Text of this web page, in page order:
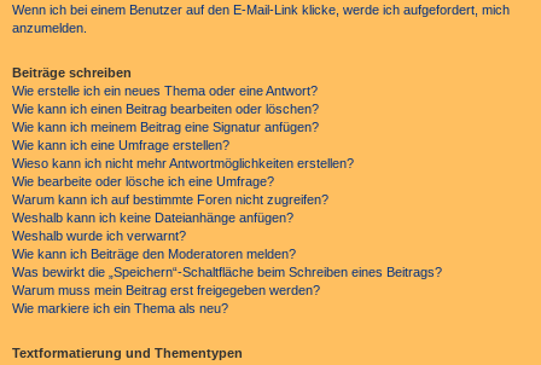
Wenn ich bei einem Benutzer auf den E-Mail-Link klicke, werde ich aufgefordert, mich
anzumelden.
Beiträge schreiben
Wie erstelle ich ein neues Thema oder eine Antwort?
Wie kann ich einen Beitrag bearbeiten oder löschen?
Wie kann ich meinem Beitrag eine Signatur anfügen?
Wie kann ich eine Umfrage erstellen?
Wieso kann ich nicht mehr Antwortmöglichkeiten erstellen?
Wie bearbeite oder lösche ich eine Umfrage?
Warum kann ich auf bestimmte Foren nicht zugreifen?
Weshalb kann ich keine Dateianhänge anfügen?
Weshalb wurde ich verwarnt?
Wie kann ich Beiträge den Moderatoren melden?
Was bewirkt die „Speichern“-Schaltfläche beim Schreiben eines Beitrags?
Warum muss mein Beitrag erst freigegeben werden?
Wie markiere ich ein Thema als neu?
Textformatierung und Thementypen